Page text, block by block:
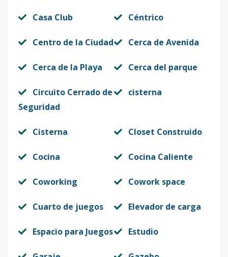
Casa Club Céntrico
Centro de la Ciudad Cerca de Avenida
Cerca de la Playa Cerca del parque
Circuito Cerrado de
Seguridad
cisterna
Cisterna Closet Construido
Cocina Cocina Caliente
Coworking Cowork space
Cuarto de juegos Elevador de carga
Espacio para Juegos Estudio